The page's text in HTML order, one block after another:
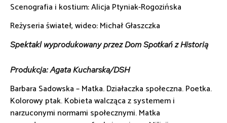
Scenografia i kostium: Alicja Ptyniak-Rogozińska
Reżyseria świateł, wideo: Michał Głaszczka
Spektakl wyprodukowany przez Dom Spotkań z Historią
Produkcja: Agata Kucharska/DSH
Barbara Sadowska – Matka. Działaczka społeczna. Poetka.
Kolorowy ptak. Kobieta walcząca z systemem i
narzuconymi normami społecznymi. Matka